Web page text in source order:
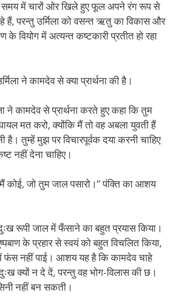
में चारों ओर खिले हुए फूल अपने रंग रूप से
हैं, परन्तु उर्मिला को वसन्त ऋतु का विकास और
के वियोग में अत्यन्त कष्टकारी प्रतीत हो रहा
ने कामदेव से क्या प्रार्थना की है।
ने कामदेव से प्रार्थना करते हुए कहा कि तुम
मत करो, क्योंकि मैं तो वह अबला युवती हैं
है। तुम्हें मुझ पर विचारपूर्वक दया करनी चाहिए
नहीं देना चाहिए।
कोई, जो तुम जाल पसारो।” पंक्ति का आशय
रूपी जाल में फँसाने का बहुत प्रयास किया।
के प्रहार से स्वयं को बहुत विचलित किया,
नहीं पाई। आशय यह है कि कामदेव चाहे
क्यों न दे दें, परन्तु वह भोग-विलास की छ।
नहीं बन सकती।